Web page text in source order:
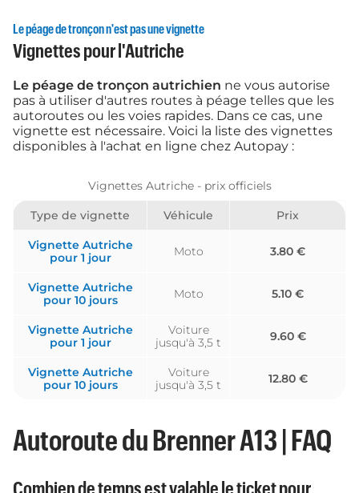
Le péage de tronçon n'est pas une vignette
Vignettes pour l'Autriche
Le péage de tronçon autrichien ne vous autorise
pas à utiliser d'autres routes à péage telles que les
autoroutes ou les voies rapides. Dans ce cas, une
vignette est nécessaire. Voici la liste des vignettes
disponibles à l'achat en ligne chez Autopay :
Vignettes Autriche - prix officiels
Type de vignette Véhicule Prix
Vignette Autriche
pour 1 jour
Moto 3.80 €
Vignette Autriche
pour 10 jours
Moto 5.10 €
Vignette Autriche
pour 1 jour
Voiture
jusqu'à 3,5 t
9.60 €
Vignette Autriche
pour 10 jours
Voiture
jusqu'à 3,5 t
12.80 €
Autoroute du Brenner A13 | FAQ